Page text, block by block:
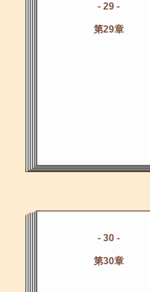
- 29 -
第29章
- 30 -
第30章